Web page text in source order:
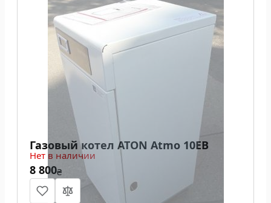
Газовый котел ATON Atmo 10ЕВ
Нет в наличии
8 800₴